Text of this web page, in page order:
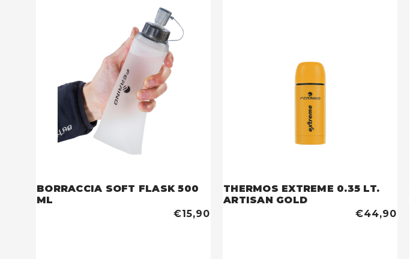
BORRACCIA SOFT FLASK 500
ML
€15,90
THERMOS EXTREME 0.35 LT.
ARTISAN GOLD
€44,90